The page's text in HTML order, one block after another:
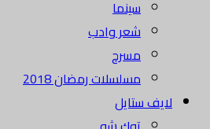
سينما
شعر وادب
مسرح
مسلسلات رمضان 2018
لايف ستايل